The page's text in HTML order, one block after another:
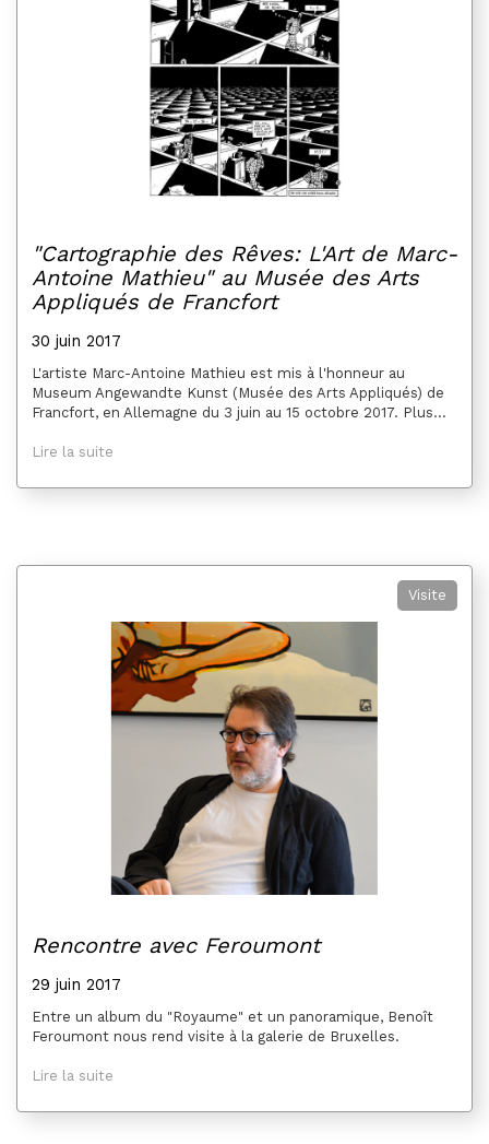
"Cartographie des Rêves: L'Art de Marc-
Antoine Mathieu" au Musée des Arts
Appliqués de Francfort
30 juin 2017
L'artiste Marc-Antoine Mathieu est mis à l'honneur au
Museum Angewandte Kunst (Musée des Arts Appliqués) de
Francfort, en Allemagne du 3 juin au 15 octobre 2017. Plus...
Lire la suite
Visite
Rencontre avec Feroumont
29 juin 2017
Entre un album du "Royaume" et un panoramique, Benoît
Feroumont nous rend visite à la galerie de Bruxelles.
Lire la suite